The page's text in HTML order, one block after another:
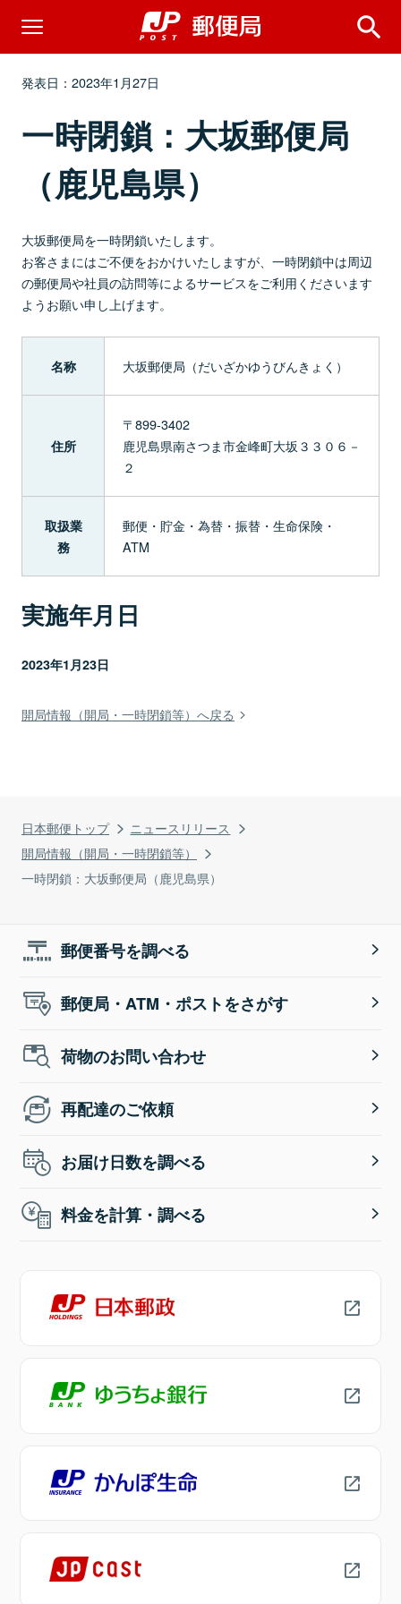
日本郵便トップ
ニュースリリース
開局情報（開局・一時閉鎖等）
一時閉鎖：大坂郵便局（鹿児島県）
発表日：2023年1月27日
一時閉鎖：大坂郵便局
（鹿児島県）
大坂郵便局を一時閉鎖いたします。
お客さまにはご不便をおかけいたしますが、一時閉鎖中は周辺
の郵便局や社員の訪問等によるサービスをご利用くださいます
ようお願い申し上げます。
名称 大坂郵便局（だいざかゆうびんきょく）
住所
〒899-3402
鹿児島県南さつま市金峰町大坂３３０６－
２
取扱業
務
郵便・貯金・為替・振替・生命保険・
ATM
実施年月日
2023年1月23日
開局情報（開局・一時閉鎖等）へ戻る
郵便番号を調べる
郵便局・ATM・ポストをさがす
荷物のお問い合わせ
再配達のご依頼
お届け日数を調べる
料金を計算・調べる